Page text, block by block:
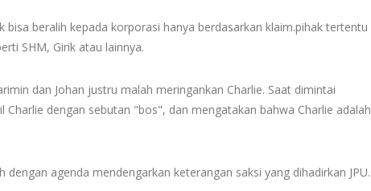
beralih kepada korporasi hanya berdasarkan klaim.pihak tertentu
SHM, Girik atau lainnya.
dan Johan justru malah meringankan Charlie. Saat dimintai
dengan sebutan "bos", dan mengatakan bahwa Charlie adalah
agenda mendengarkan keterangan saksi yang dihadirkan JPU.